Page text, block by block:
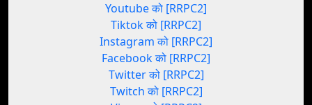
Youtube को [RRPC2]
Tiktok को [RRPC2]
Instagram को [RRPC2]
Facebook को [RRPC2]
Twitter को [RRPC2]
Twitch को [RRPC2]